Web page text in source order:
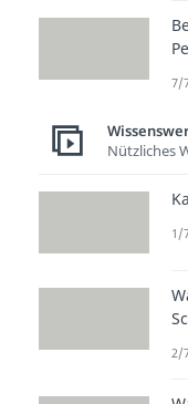
7/
Nützliches
1/
2/